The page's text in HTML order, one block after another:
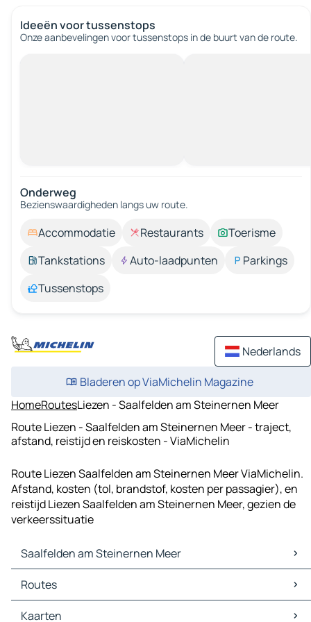
Ideeën voor tussenstops
Onze aanbevelingen voor tussenstops in de buurt van de route.
Onderweg
Bezienswaardigheden langs uw route.
Accommodatie Restaurants
Toerisme
Tankstations
Auto-laadpunten
Parkings
Tussenstops
Nederlands
Bladeren op ViaMichelin Magazine
HomeRoutesLiezen - Saalfelden am Steinernen Meer
Route Liezen - Saalfelden am Steinernen Meer - traject,
afstand, reistijd en reiskosten - ViaMichelin
Route Liezen Saalfelden am Steinernen Meer ViaMichelin.
Afstand, kosten (tol, brandstof, kosten per passagier), en
reistijd Liezen Saalfelden am Steinernen Meer, gezien de
verkeerssituatie
Saalfelden am Steinernen Meer
Saalfelden am Steinernen Meer Kaarten
Saalfelden am Steinernen Meer Verkeer
Saalfelden am Steinernen Meer Hotels
Routes
Routes Saalfelden am Steinernen Meer - Zell am See
Kaarten